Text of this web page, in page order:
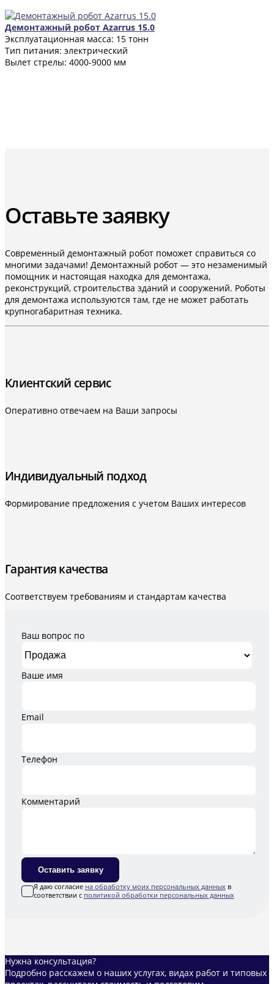
Демонтажный робот Azarrus 15.0
Эксплуатационная масса: 15 тонн
Тип питания: электрический
Вылет стрелы: 4000-9000 мм
Оставьте заявку
Современный демонтажный робот поможет справиться со
многими задачами! Демонтажный робот — это незаменимый
помощник и настоящая находка для демонтажа,
реконструкций, строительства зданий и сооружений. Роботы
для демонтажа используются там, где не может работать
крупногабаритная техника.
Клиентский сервис
Оперативно отвечаем на Ваши запросы
Индивидуальный подход
Формирование предложения с учетом Ваших интересов
Гарантия качества
Соответствуем требованиям и стандартам качества
Ваш вопрос по
Ваше имя
Email
Телефон
Комментарий
Оставить заявку
Я даю согласие на обработку моих персональных данныхв
соответствии с политикой обработки персональных данных
Нужна консультация?
Подробно расскажем о наших услугах, видах работ и типовых